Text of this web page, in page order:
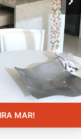
MAR!